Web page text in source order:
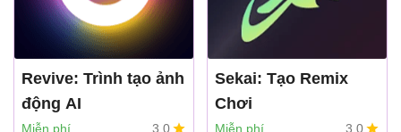
Revive: Trình tạo ảnh
động AI
REFACEAI LIMITED
Miễn phí 3,0
Sekai: Tạo Remix
Chơi
sekai
Miễn phí 3,0